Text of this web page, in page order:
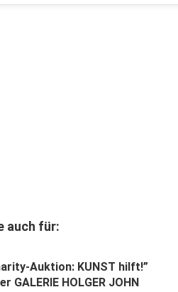
auch für:
Auktion: KUNST hilft!”
GALERIE HOLGER JOHN